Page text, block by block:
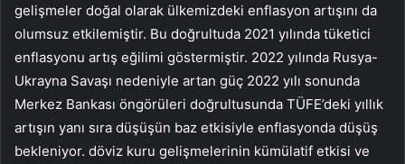
gelişmeler doğal olarak ülkemizdeki enflasyon artışını da
olumsuz etkilemiştir. Bu doğrultuda 2021 yılında tüketici
enflasyonu artış eğilimi göstermiştir. 2022 yılında Rusya-
Ukrayna Savaşı nedeniyle artan güç 2022 yılı sonunda
Merkez Bankası öngörüleri doğrultusunda TÜFE’deki yıllık
artışın yanı sıra düşüşün baz etkisiyle enflasyonda düşüş
bekleniyor. döviz kuru gelişmelerinin kümülatif etkisi ve